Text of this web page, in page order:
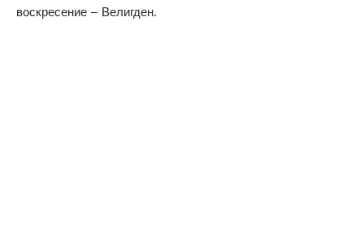
воскресение – Велигден.